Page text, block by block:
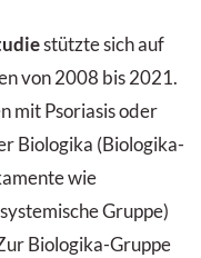
stützte sich auf
von 2008 bis 2021.
mit Psoriasis oder
Biologika (Biologika-
wie
Gruppe)
Biologika-Gruppe